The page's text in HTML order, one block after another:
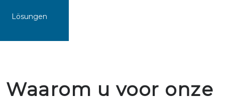
Lösungen
Waarom u voor onze